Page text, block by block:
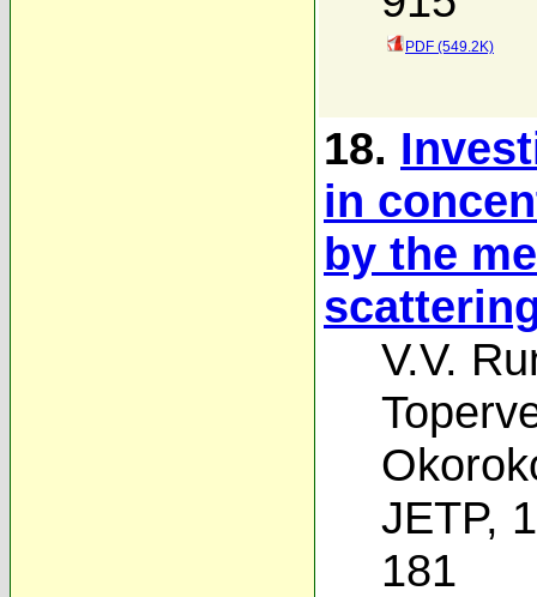
PDF (549.2K)
18.
in
by the
V.V.
JETP,
181